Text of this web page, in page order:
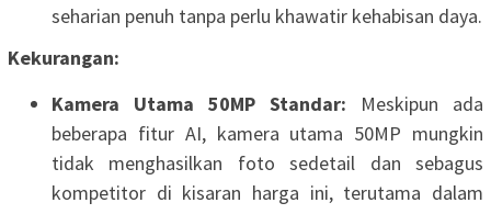
seharian penuh tanpa perlu khawatir kehabisan daya.
Kekurangan:
Kamera Utama 50MP Standar: Meskipun ada
beberapa fitur AI, kamera utama 50MP mungkin
tidak menghasilkan foto sedetail dan sebagus
kompetitor di kisaran harga ini, terutama dalam